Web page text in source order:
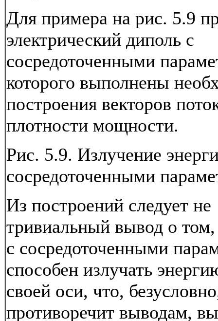
Для примера на рис. 5.9
электрический диполь с
сосредоточенными
которого выполнены
построения векторов
плотности мощности.
Рис. 5.9. Излучение
сосредоточенными
Из построений следует не
тривиальный вывод о
с сосредоточенными
способен излучать
своей оси, что,
противоречит выводам,